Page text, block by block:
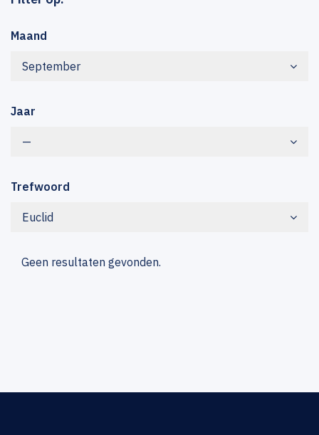
Maand
September
Jaar
—
Trefwoord
Euclid
Geen resultaten gevonden.